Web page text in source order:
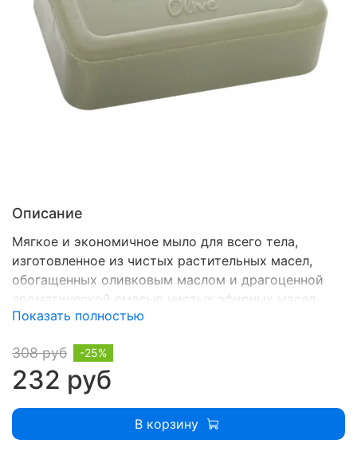
Описание
Мягкое и экономичное мыло для всего тела,
изготовленное из чистых растительных масел,
обогащенных оливковым маслом и драгоценной
ароматической смесью чистых эфирных масел.
Веганский продукт.
Показать полностью
308 руб
232 руб
-25%
В корзину